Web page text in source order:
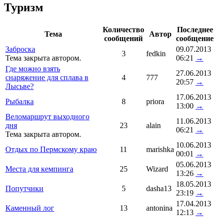
Туризм
Тема
Количество
сообщений
Автор
Последнее
сообщение
Заброска
Тема закрыта автором.
3 fedkin
09.07.2013
06:21 →
Где можно взять
снаряжение для сплава в
Лысьве?
4 777
27.06.2013
20:57 →
Рыбалка 8 priora
17.06.2013
13:00 →
Веломаршрут выходного
дня
Тема закрыта автором.
23 alain
11.06.2013
06:21 →
Отдых по Пермскому краю 11 marishka
10.06.2013
00:01 →
Места для кемпинга
25 Wizard
05.06.2013
13:26 →
Попутчики
5 dasha13
18.05.2013
23:19 →
Каменный лог
13 antonina
17.04.2013
12:13 →